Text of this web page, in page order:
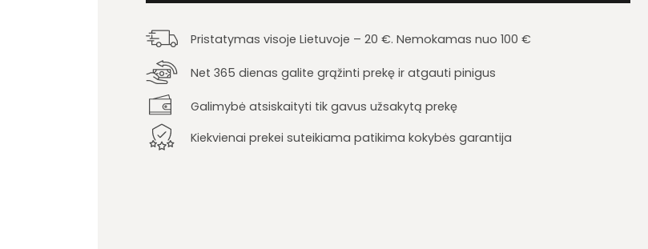
Pristatymas visoje Lietuvoje – 20 €. Nemokamas nuo 100 €
Net 365 dienas galite grąžinti prekę ir atgauti pinigus
Galimybė atsiskaityti tik gavus užsakytą prekę
Kiekvienai prekei suteikiama patikima kokybės garantija